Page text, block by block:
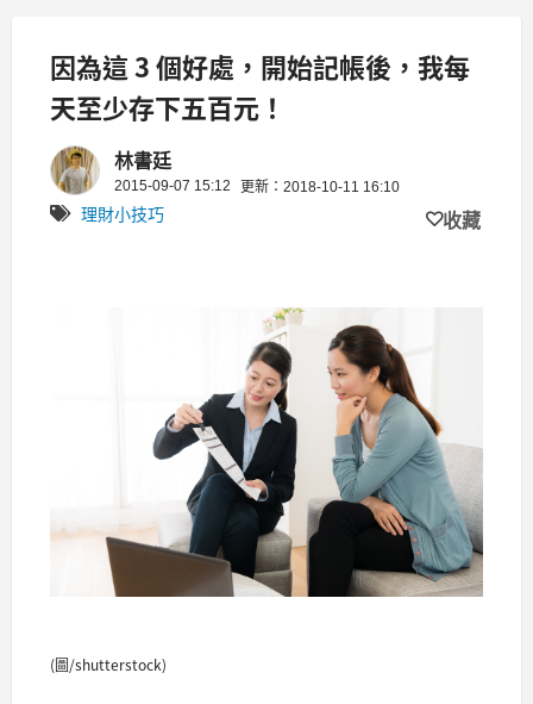
因為這 3 個好處，開始記帳後，我每
天至少存下五百元！
林書廷
2015-09-07 15:12 更新：2018-10-11 16:10
理財小技巧 收藏
(圖/shutterstock)